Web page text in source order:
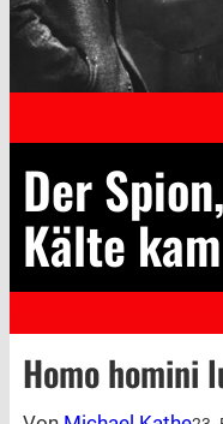
Der
Kälte kam
Homo homini